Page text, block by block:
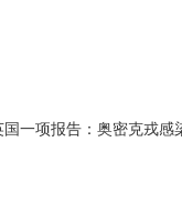
国一项报告：奥密克戎感